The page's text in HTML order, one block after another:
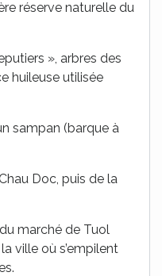
réserve naturelle du
», arbres des
huileuse utilisée
sampan (barque à
Doc, puis de la
marché de Tuol
ville où s’empilent